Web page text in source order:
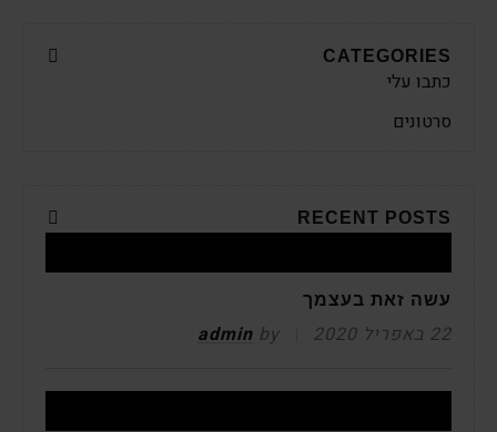
CATEGORIES
כתבו עלי
סרטונים
RECENT POSTS
עשה זאת בעצמך
22 באפריל 2020 by
admin